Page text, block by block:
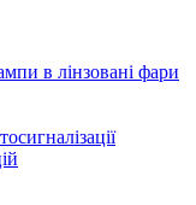
в лінзовані фари